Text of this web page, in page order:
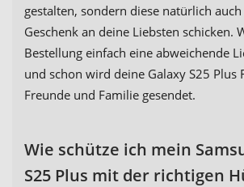
gestalten, sondern diese natürlich
Geschenk an deine Liebsten schicken.
Bestellung einfach eine abweichende
und schon wird deine Galaxy S25 Plus
Freunde und Familie gesendet.
Wie schütze ich mein
S25 Plus mit der richtigen